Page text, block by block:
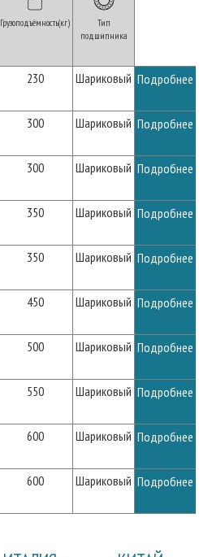
Грузоподъёмность(кг)
Тип
подшипника
230 Шариковый Подробнее
300 Шариковый Подробнее
300 Шариковый Подробнее
350 Шариковый Подробнее
350 Шариковый Подробнее
450 Шариковый Подробнее
500 Шариковый Подробнее
550 Шариковый Подробнее
600 Шариковый Подробнее
600 Шариковый Подробнее